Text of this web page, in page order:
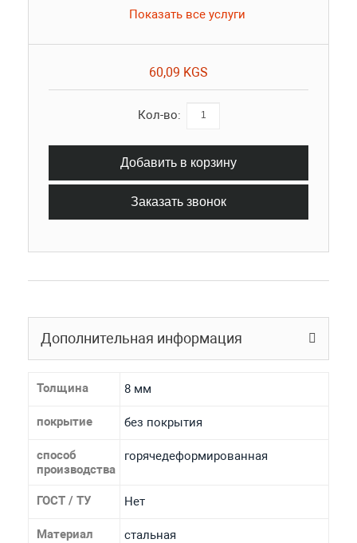
Показать все услуги
60,09 KGS
Кол-во:
Добавить в корзину
Заказать звонок
Дополнительная информация
Толщина 8 мм
покрытие без покрытия
способ
производства
горячедеформированная
ГОСТ / ТУ Нет
Материал стальная